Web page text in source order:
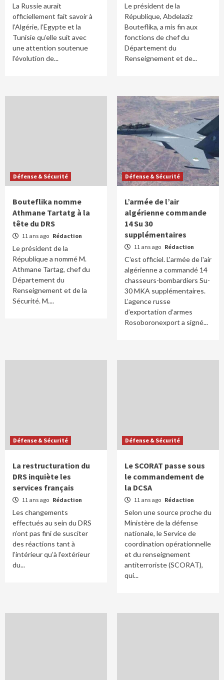
La Russie aurait
officiellement fait savoir à
l’Algérie, l’Egypte et la
Tunisie qu’elle suit avec
une attention soutenue
l’évolution de...
Le président de la
République, Abdelaziz
Bouteflika, a mis fin aux
fonctions de chef du
Département du
Renseignement et de...
Défense & Sécurité
Bouteflika nomme
Athmane Tartatg à la
tête du DRS
11 ans ago Rédaction
Le président de la
République a nommé M.
Athmane Tartag, chef du
Département du
Renseignement et de la
Sécurité. M....
Défense & Sécurité
L’armée de l’air
algérienne commande
14 Su 30
supplémentaires
11 ans ago Rédaction
C'est officiel. L'armée de l'air
algérienne a commandé 14
chasseurs-bombardiers Su-
30 MKA supplémentaires.
L’agence russe
d’exportation d’armes
Rosoboronexport a signé...
Défense & Sécurité
La restructuration du
DRS inquiète les
services français
11 ans ago Rédaction
Les changements
effectués au sein du DRS
n’ont pas fini de susciter
des réactions tant à
l’intérieur qu’à l’extérieur
du...
Défense & Sécurité
Le SCORAT passe sous
le commandement de
la DCSA
11 ans ago Rédaction
Selon une source proche du
Ministère de la défense
nationale, le Service de
coordination opérationnelle
et du renseignement
antiterroriste (SCORAT),
qui...